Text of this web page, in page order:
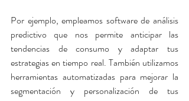
Por ejemplo, empleamos software de análisis
predictivo que nos permite anticipar las
tendencias de consumo y adaptar tus
estrategias en tiempo real. También utilizamos
herramientas automatizadas para mejorar la
segmentación y personalización de tus